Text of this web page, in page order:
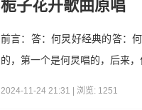
栀子花开歌曲原唱
前言：答：何炅好经典的答：
的，第一个是何炅唱的，后来
2024-11-24 21:31 | 浏览: 1251